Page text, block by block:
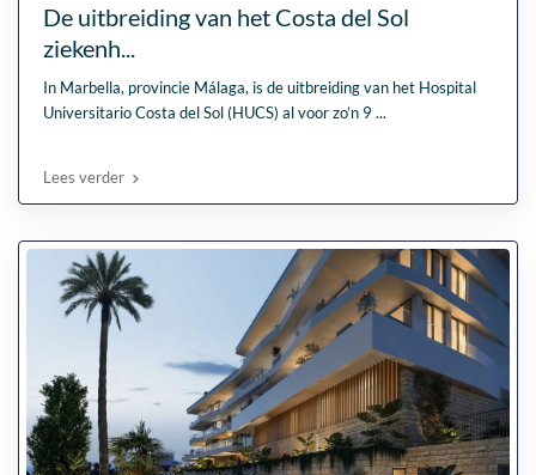
De uitbreiding van het Costa del Sol
ziekenh...
In Marbella, provincie Málaga, is de uitbreiding van het Hospital
Universitario Costa del Sol (HUCS) al voor zo’n 9...
Lees verder